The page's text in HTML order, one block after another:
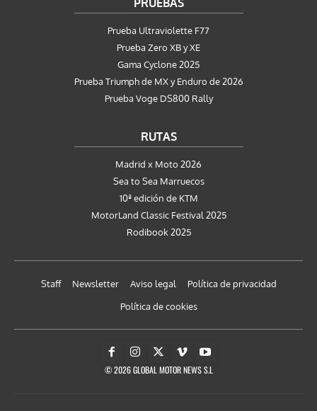
Prueba Ultraviolette F77
Prueba Zero XB y XE
Gama Cyclone 2025
Prueba Triumph de MX y Enduro de 2026
Prueba Voge DS800 Rally
RUTAS
Madrid x Moto 2026
Sea to Sea Marruecos
10ª edición de KTM
MotorLand Classic Festival 2025
Rodibook 2025
Staff Newsletter Aviso legal
Política de privacidad
Política de cookies
© 2026 GLOBAL MOTOR NEWS S.L